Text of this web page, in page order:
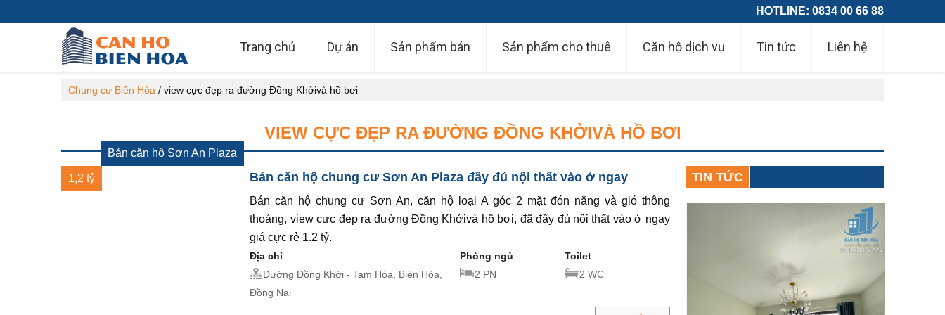
HOTLINE: 0834 00 66 88
Trang chủ Dự án Sản phẩm bán Sản phẩm cho thuê Căn hộ dịch vụ Tin tức Liên hệ
Chung cư Biên Hòa / view cực đẹp ra đường Đồng Khởivà hồ bơi
VIEW CỰC ĐẸP RA ĐƯỜNG ĐỒNG KHỞIVÀ HỒ BƠI
1,2 tỷ
Bán căn hộ Sơn An Plaza
Bán căn hộ chung cư Sơn An Plaza đầy đủ nội thất vào ở ngay
Bán căn hộ chung cư Sơn An, căn hộ loại A góc 2 mặt đón nắng và gió thông
thoáng, view cực đẹp ra đường Đồng Khởivà hồ bơi, đã đầy đủ nội thất vào ở ngay
giá cực rẻ 1.2 tỷ.
Địa chỉ Phòng ngủ
Toilet
Đường Đồng Khởi - Tam Hòa, Biên Hòa,
Đồng Nai
2 PN 2 WC
TIN TỨC